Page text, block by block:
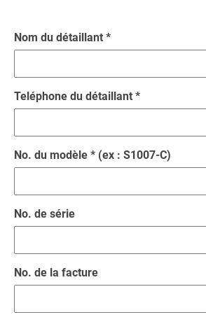
Nom du détaillant *
Teléphone du détaillant *
No. du modèle * (ex : S1007-C)
No. de série
No. de la facture